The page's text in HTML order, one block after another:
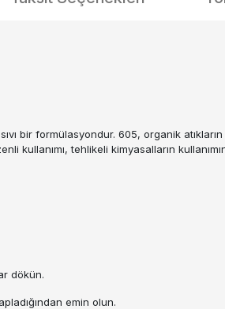
bir formülasyondur. 605, organik
kullanımı, tehlikeli kimyasalların
dökün.
emin olun.